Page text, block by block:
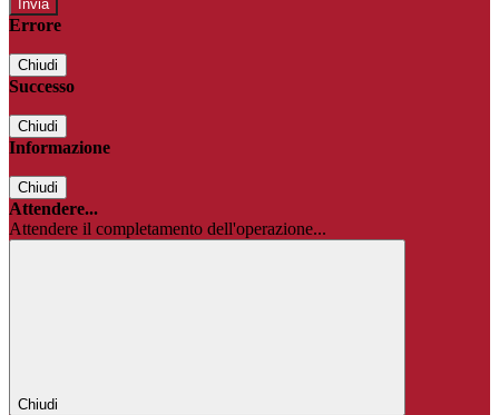
Errore
Chiudi
Successo
Chiudi
Informazione
Chiudi
Attendere...
Attendere il completamento dell'operazione...
Chiudi